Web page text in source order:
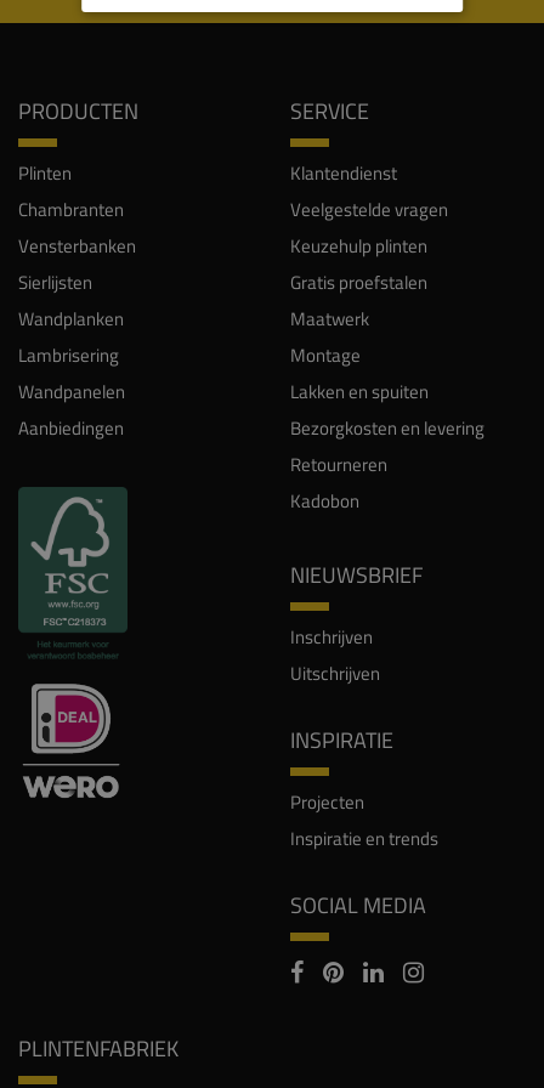
PRODUCTEN
Plinten
Chambranten
Vensterbanken
Sierlijsten
Wandplanken
Lambrisering
Wandpanelen
Aanbiedingen
SERVICE
Klantendienst
Veelgestelde vragen
Keuzehulp plinten
Gratis proefstalen
Maatwerk
Montage
Lakken en spuiten
Bezorgkosten en levering
Retourneren
Kadobon
NIEUWSBRIEF
Inschrijven
Uitschrijven
INSPIRATIE
Projecten
Inspiratie en trends
SOCIAL MEDIA
PLINTENFABRIEK